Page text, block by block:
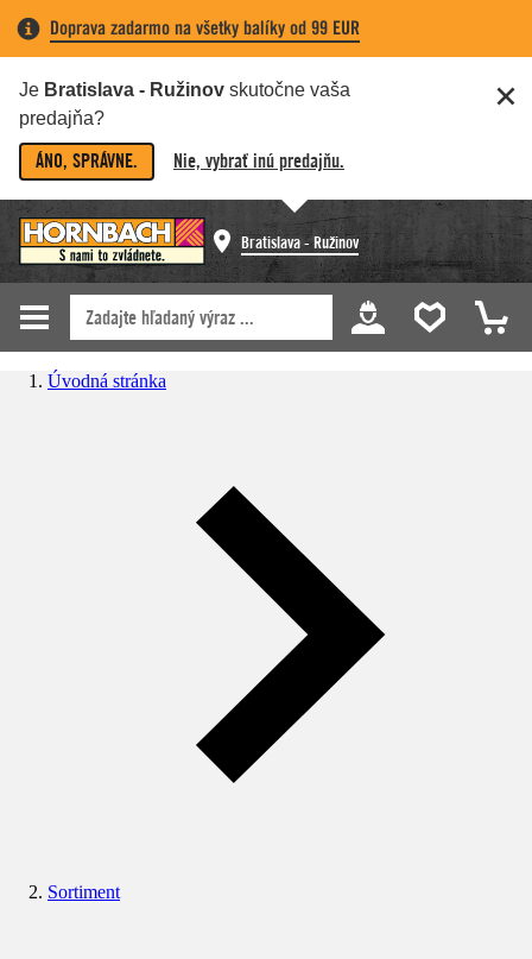
Doprava zadarmo na všetky balíky od 99 EUR
Je Bratislava - Ružinov skutočne vaša
predajňa?
ÁNO, SPRÁVNE. Nie, vybrať inú predajňu.
Bratislava - Ružinov
Úvodná stránka
Sortiment